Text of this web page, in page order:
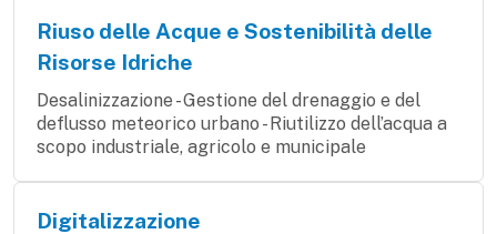
Riuso delle Acque e Sostenibilità delle
Risorse Idriche
Desalinizzazione - Gestione del drenaggio e del
deflusso meteorico urbano - Riutilizzo dell’acqua a
scopo industriale, agricolo e municipale
Digitalizzazione